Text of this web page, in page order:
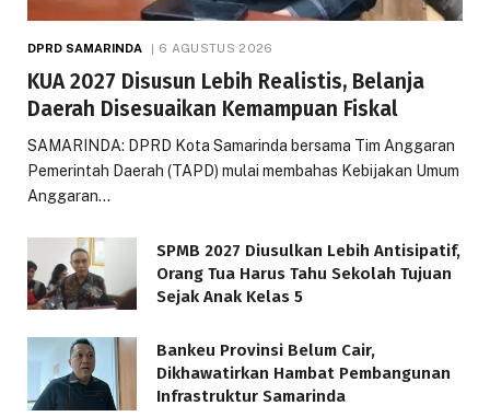
DPRD SAMARINDA 6 AGUSTUS 2026
KUA 2027 Disusun Lebih Realistis, Belanja
Daerah Disesuaikan Kemampuan Fiskal
SAMARINDA: DPRD Kota Samarinda bersama Tim Anggaran
Pemerintah Daerah (TAPD) mulai membahas Kebijakan Umum
Anggaran…
SPMB 2027 Diusulkan Lebih Antisipatif,
Orang Tua Harus Tahu Sekolah Tujuan
Sejak Anak Kelas 5
Bankeu Provinsi Belum Cair,
Dikhawatirkan Hambat Pembangunan
Infrastruktur Samarinda